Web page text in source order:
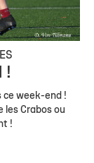
!
ce week-end !
les Crabos ou
!